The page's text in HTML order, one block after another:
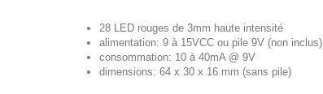
28 LED rouges de 3mm haute intensité
alimentation: 9 à 15VCC ou pile 9V (non inclus)
consommation: 10 à 40mA @ 9V
dimensions: 64 x 30 x 16 mm (sans pile)